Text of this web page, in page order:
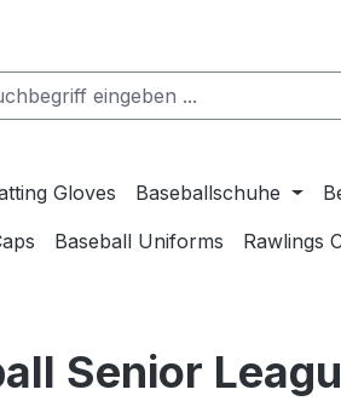
Gloves Baseballschuhe
Baseball Uniforms Rawlings
Senior